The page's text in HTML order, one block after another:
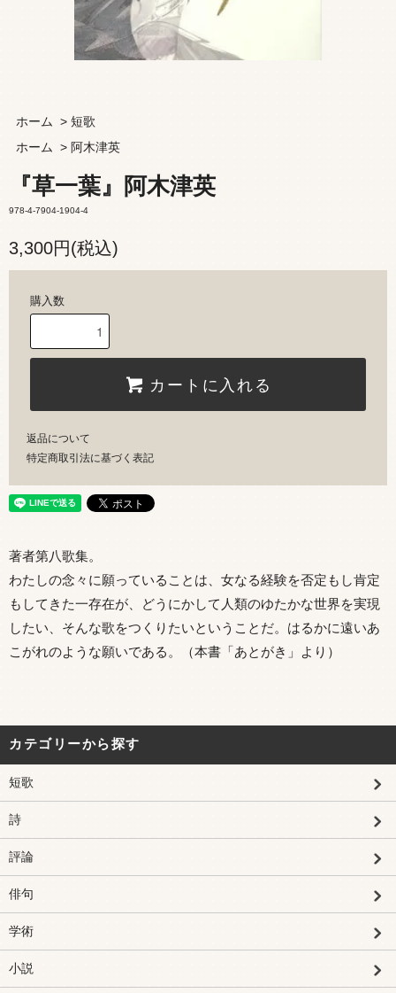
ホーム > 短歌
ホーム
> 阿木津英
『草一葉』阿木津英
978-4-7904-1904-4
3,300円(税込)
購入数
カートに入れる
返品について
特定商取引法に基づく表記
著者第八歌集。
わたしの念々に願っていることは、女なる経験を否定もし肯定
もしてきた一存在が、どうにかして人類のゆたかな世界を実現
したい、そんな歌をつくりたいということだ。はるかに遠いあ
こがれのような願いである。（本書「あとがき」より）
カテゴリーから探す
短歌
詩
評論
俳句
学術
小説